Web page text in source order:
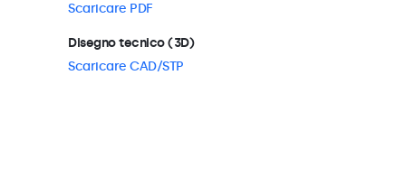
Scaricare PDF
Disegno tecnico (3D)
Scaricare CAD/STP